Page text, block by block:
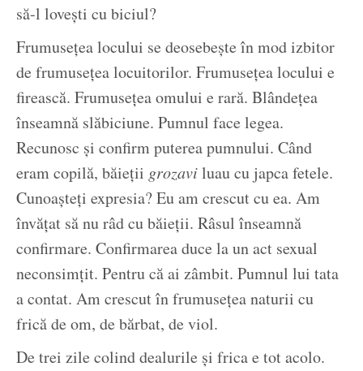
să-l lovești cu biciul?
Frumusețea locului se deosebește în mod izbitor
de frumusețea locuitorilor. Frumusețea locului e
firească. Frumusețea omului e rară. Blândețea
înseamnă slăbiciune. Pumnul face legea.
Recunosc și confirm puterea pumnului. Când
eram copilă, băieții grozaviluau cu japca fetele.
Cunoașteți expresia? Eu am crescut cu ea. Am
învățat să nu râd cu băieții. Râsul înseamnă
confirmare. Confirmarea duce la un act sexual
neconsimțit. Pentru că ai zâmbit. Pumnul lui tata
a contat. Am crescut în frumusețea naturii cu
frică de om, de bărbat, de viol.
De trei zile colind dealurile și frica e tot acolo.